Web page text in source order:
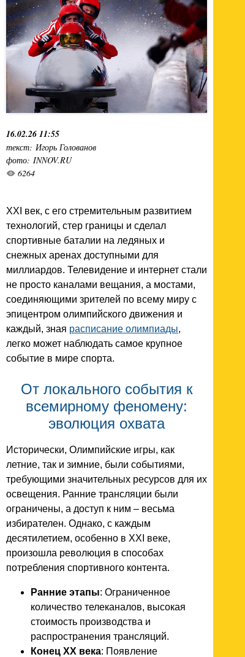
16.02.26 11:55
текст: Игорь Голованов
фото: INNOV.RU
6264
XXI век, с его стремительным развитием
технологий, стер границы и сделал
спортивные баталии на ледяных и
снежных аренах доступными для
миллиардов. Телевидение и интернет стали
не просто каналами вещания, а мостами,
соединяющими зрителей по всему миру с
эпицентром олимпийского движения и
каждый, зная расписание олимпиады,
легко может наблюдать самое крупное
событие в мире спорта.
От локального события к
всемирному феномену:
эволюция охвата
Исторически, Олимпийские игры, как
летние, так и зимние, были событиями,
требующими значительных ресурсов для их
освещения. Ранние трансляции были
ограничены, а доступ к ним – весьма
избирателен. Однако, с каждым
десятилетием, особенно в XXI веке,
произошла революция в способах
потребления спортивного контента.
Ранние этапы: Ограниченное
количество телеканалов, высокая
стоимость производства и
распространения трансляций.
Конец XX века: Появление